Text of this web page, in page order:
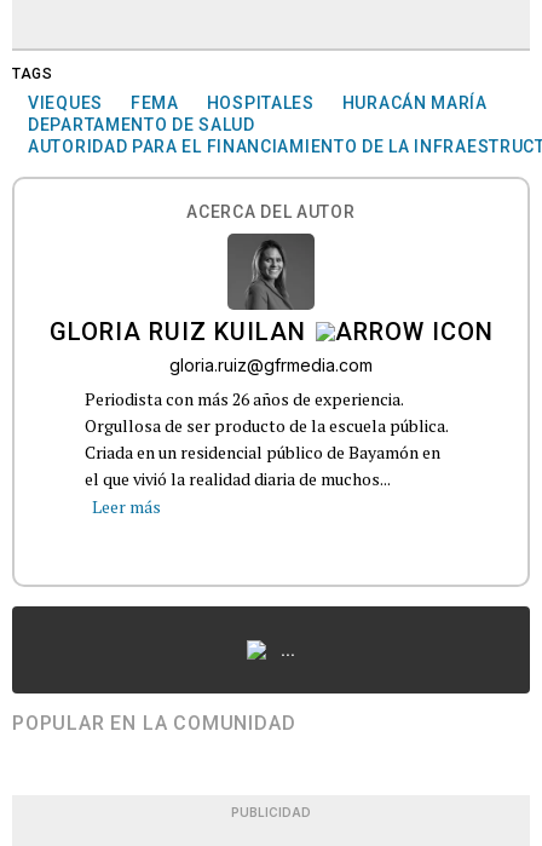
TAGS
VIEQUES FEMA HOSPITALES
HURACÁN MARÍA
DEPARTAMENTO DE SALUD
AUTORIDAD PARA EL FINANCIAMIENTO DE LA
ACERCA DEL AUTOR
GLORIA RUIZ KUILAN
gloria.ruiz@gfrmedia.com
Periodista con más 26 años de experiencia.
Orgullosa de ser producto de la escuela pública.
Criada en un residencial público de Bayamón en
el que vivió la realidad diaria de muchos...
Leer más
...
POPULAR EN LA COMUNIDAD
PUBLICIDAD